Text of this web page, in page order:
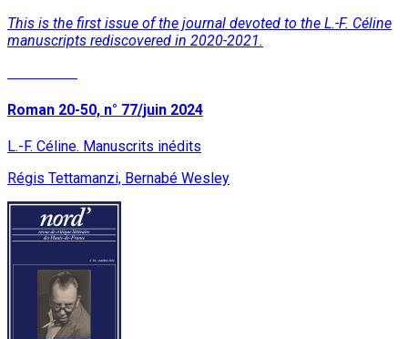
This is the first issue of the journal devoted to the L.-F. Céline
manuscripts rediscovered in 2020-2021.
Roman 20-50, n° 77/juin 2024
L.-F. Céline. Manuscrits inédits
Régis Tettamanzi, Bernabé Wesley